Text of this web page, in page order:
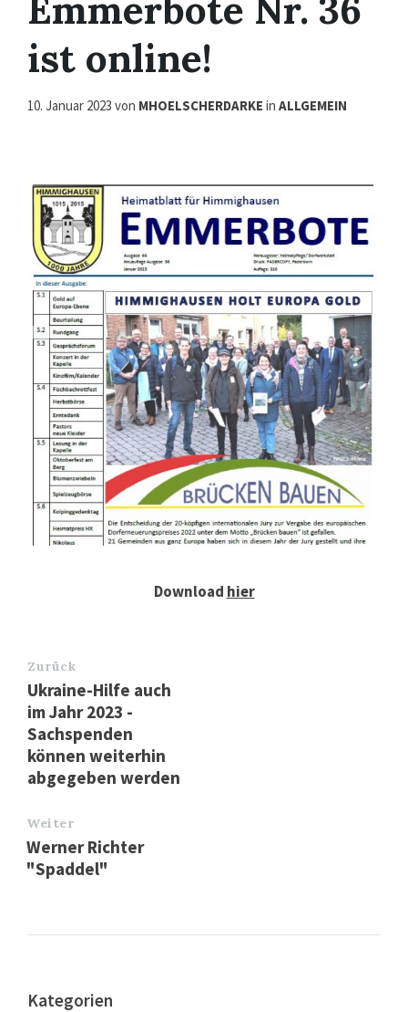
ist online!
10. Januar 2023 von MHOELSCHERDARKE in ALLGEMEIN
Download hier
Zurück
Ukraine-Hilfe auch
im Jahr 2023 -
Sachspenden
können weiterhin
abgegeben werden
Weiter
Werner Richter
"Spaddel"
Kategorien